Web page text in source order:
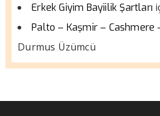
Erkek Giyim Bayiilik Şartları
Palto – Kaşmir – Cashmere
Durmus Üzümcü